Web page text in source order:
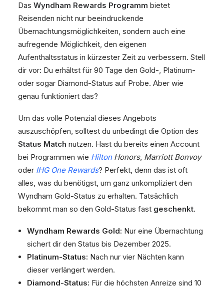
Das Wyndham Rewards Programm bietet
Reisenden nicht nur beeindruckende
Übernachtungsmöglichkeiten, sondern auch eine
aufregende Möglichkeit, den eigenen
Aufenthaltsstatus in kürzester Zeit zu verbessern. Stell
dir vor: Du erhältst für 90 Tage den Gold-, Platinum-
oder sogar Diamond-Status auf Probe. Aber wie
genau funktioniert das?
Um das volle Potenzial dieses Angebots
auszuschöpfen, solltest du unbedingt die Option des
Status Match nutzen. Hast du bereits einen Account
bei Programmen wie HiltonHonors, Marriott Bonvoy
oder IHG One Rewards? Perfekt, denn das ist oft
alles, was du benötigst, um ganz unkompliziert den
Wyndham Gold-Status zu erhalten. Tatsächlich
bekommt man so den Gold-Status fast geschenkt.
Wyndham Rewards Gold: Nur eine Übernachtung
sichert dir den Status bis Dezember 2025.
Platinum-Status: Nach nur vier Nächten kann
dieser verlängert werden.
Diamond-Status: Für die höchsten Anreize sind 10